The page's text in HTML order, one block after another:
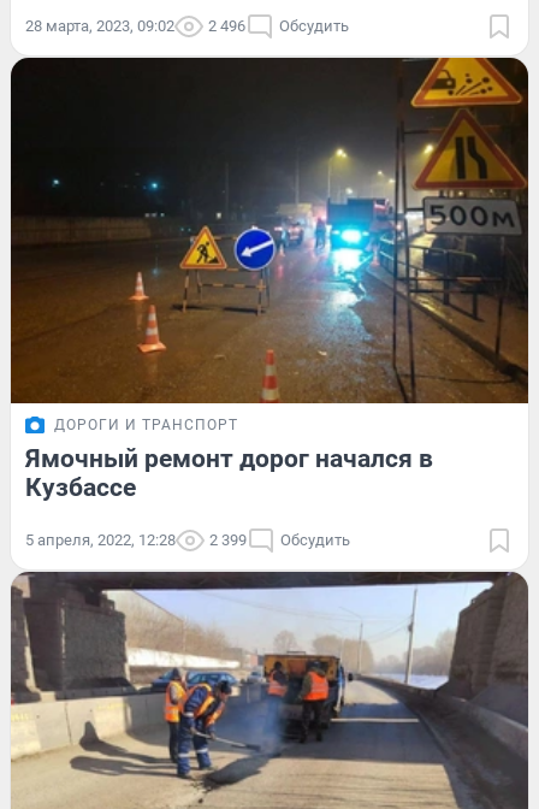
28 марта, 2023, 09:02 2 496 Обсудить
ДОРОГИ И ТРАНСПОРТ
Ямочный ремонт дорог начался в
Кузбассе
5 апреля, 2022, 12:28 2 399 Обсудить